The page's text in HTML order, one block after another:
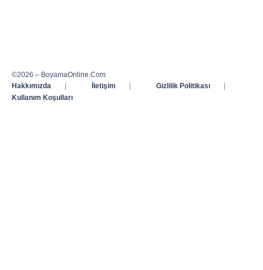
©2026 – BoyamaOnline.Com
Hakkımızda
| İletişim | Gizlilik Politikası
|
Kullanım Koşulları